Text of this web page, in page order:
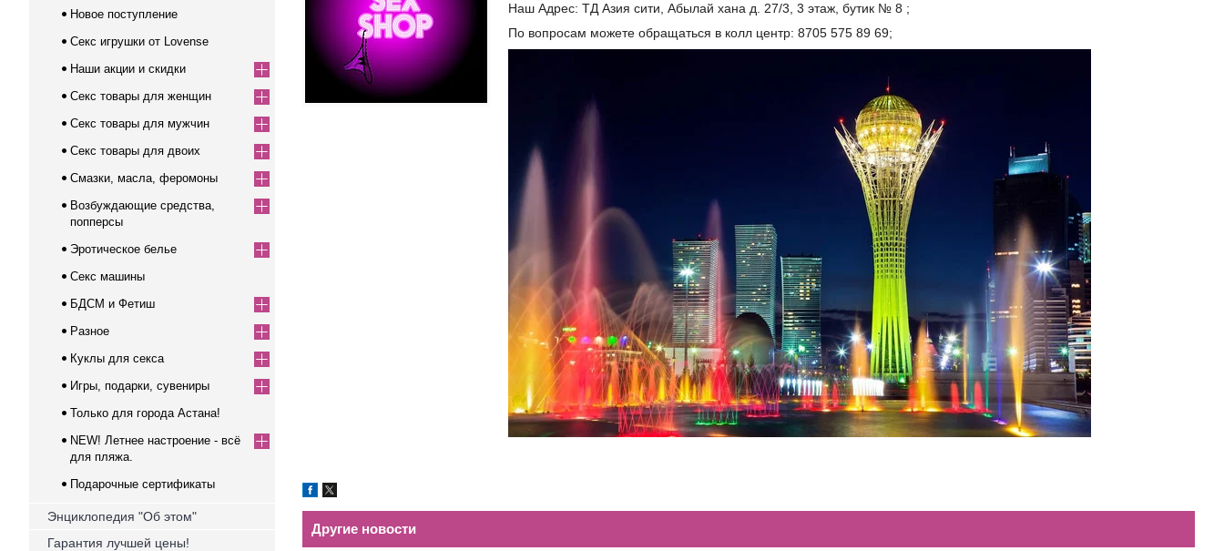
Наш Адрес: ТД Азия сити, Абылай хана д. 27/3, 3 этаж, бутик № 8 ;
По вопросам можете обращаться в колл центр: 8705 575 89 69;
Другие новости
Новое поступление
Секс игрушки от Lovense
Наши акции и скидки
Секс товары для женщин
Секс товары для мужчин
Секс товары для двоих
Смазки, масла, феромоны
Возбуждающие средства,
попперсы
Эротическое белье
Секс машины
БДСМ и Фетиш
Разное
Куклы для секса
Игры, подарки, сувениры
Только для города Астана!
NEW! Летнее настроение - всё
для пляжа.
Подарочные сертификаты
Энциклопедия "Об этом"
Гарантия лучшей цены!